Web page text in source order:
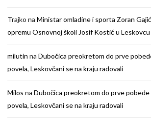
Trajko na Ministar omladine i sporta Zoran
opremu Osnovnoj školi Josif Kostić u Leskovcu
milutin na Dubočica preokretom do prve
povela, Leskovčani se na kraju radovali
Milos na Dubočica preokretom do prve pobede
povela, Leskovčani se na kraju radovali